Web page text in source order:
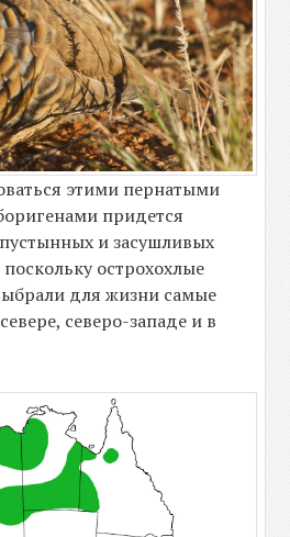
этими пернатыми
придется
и засушливых
острохохлые
для жизни самые
северо-западе и в